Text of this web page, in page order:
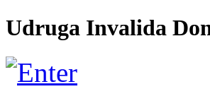
Udruga Invalida